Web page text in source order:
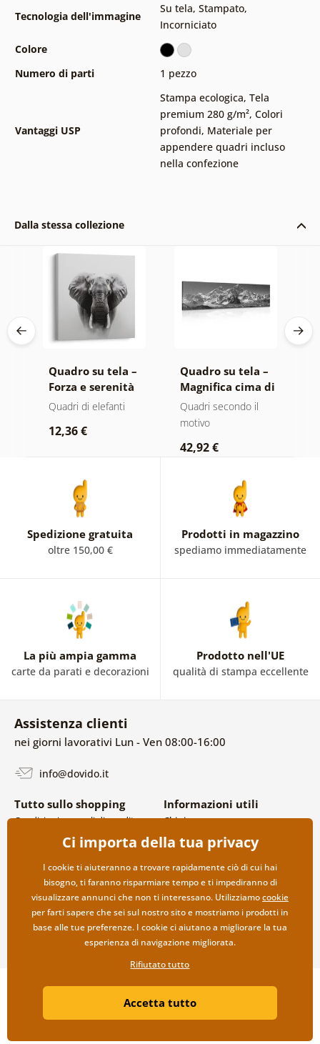
Tecnologia dell'immagine
Su tela, Stampato,
Incorniciato
Colore
Numero di parti
1 pezzo
Vantaggi USP
Stampa ecologica, Tela
premium 280 g/m², Colori
profondi, Materiale per
appendere quadri incluso
nella confezione
Dalla stessa collezione
Quadro su tela –
Forza e serenità
dell'elefante
Quadri di elefanti
12,36 €
Quadro su tela –
Magnifica cima di
montagna in
bianco e nero
Quadri secondo il
motivo
42,92 €
Spedizione gratuita
oltre 150,00 €
Prodotti in magazzino
spediamo immediatamente
La più ampia gamma
carte da parati e decorazioni
Prodotto nell'UE
qualità di stampa eccellente
Assistenza clienti
nei giorni lavorativi Lun - Ven 08:00-16:00
info@dovido.it
Tutto sullo shopping
Condizioni generali di vendita e
Politica sulla privacy
Opzioni di spedizione e
pagamento
Reso della merce
Informazioni utili
Chi siamo
FAQ
Contatti
Collaborazione all’ingrosso
Copyright ©2019 © Dovido.it.
Litvanyi.sk| Negozio online creato da
Ci importa della tua privacy
I cookie ti aiuteranno a trovare rapidamente ciò di cui hai
bisogno, ti faranno risparmiare tempo e ti impediranno di
visualizzare annunci che non ti interessano. Utilizziamocookie
per farti sapere che sei sul nostro sito e mostriamo i prodotti in
base alle tue preferenze. I cookie ci aiutano a migliorare la tua
esperienza di navigazione migliorata.
Rifiutato tutto
Accetta tutto